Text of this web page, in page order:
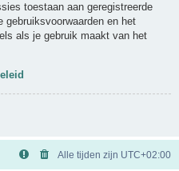
toestaan aan geregistreerde
gebruiksvoorwaarden en het
als je gebruik maakt van het
Alle tijden zijn UTC+02:00